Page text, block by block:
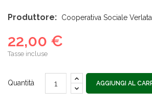
Produttore: Cooperativa Sociale
22,00 €
Tasse incluse
Quantità AGGIUNGI AL